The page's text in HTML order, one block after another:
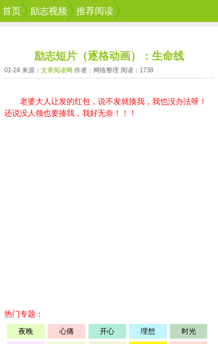
首页 励志视频 推荐阅读
励志短片（逐格动画）：生命线
01-24 来源： 文章阅读网 作者：网络整理 阅读：1738
老婆大人让发的红包，说不发就揍我，我也没办法呀！
还说没人领也要揍我，我好无奈！！！
热门专题：
夜晚 心痛 开心 理想 时光